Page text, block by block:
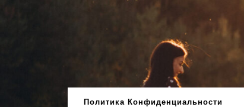
Политика Конфиденциальности